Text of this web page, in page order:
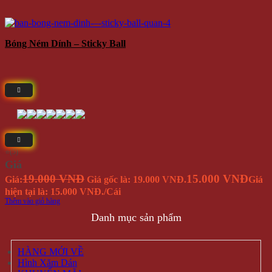
Bóng Ném Dính – Sticky Ball
⭐(5)
Giá
Giá:19.000 VNĐ Giá gốc là: 19.000 VNĐ.15.000 VNĐGiá
hiện tại là: 15.000 VNĐ./Cái
Thêm vào giỏ hàng
Danh mục sản phẩm
HÀNG MỚI VỀ
Hình Xăm Dán